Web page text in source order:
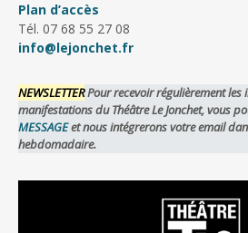
Plan d’accès
Tél. 07 68 55 27 08
info@lejonchet.fr
NEWSLETTERPour recevoir régulièrement
manifestations du Théâtre Le Jonchet, vous
MESSAGEet nous intégrerons votre email
hebdomadaire.